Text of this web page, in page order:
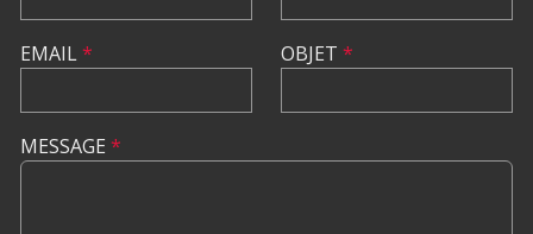
EMAIL* OBJET *
MESSAGE *